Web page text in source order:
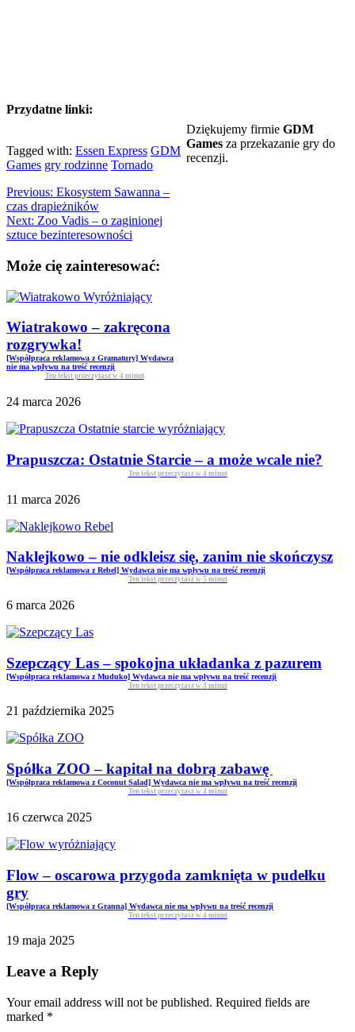
Dziękujemy firmie GDM
Games za przekazanie gry do
recenzji.
Przydatne linki:
Tagged with: Essen Express GDM
Games gry rodzinne Tornado
Previous: Ekosystem Sawanna –
czas drapieżników
Next: Zoo Vadis – o zaginionej
sztuce bezinteresowności
Może cię zainteresować:
Wiatrakowo – zakręcona
rozgrywka!
[Współpraca reklamowa z Gramatury] Wydawca
nie ma wpływu na treść recenzji
Ten tekst przeczytasz w 4 minut
24 marca 2026
Prapuszcza: Ostatnie Starcie – a może wcale nie?
Ten tekst przeczytasz w 4 minut
11 marca 2026
Naklejkowo – nie odkleisz się, zanim nie skończysz
[Współpraca reklamowa z Rebel] Wydawca nie ma wpływu na treść recenzji
Ten tekst przeczytasz w 5 minut
6 marca 2026
Szepczący Las – spokojna układanka z pazurem
[Współpraca reklamowa z Muduko] Wydawca nie ma wpływu na treść recenzji
Ten tekst przeczytasz w 3 minut
21 października 2025
Spółka ZOO – kapitał na dobrą zabawę
[Współpraca reklamowa z Coconut Salad] Wydawca nie ma wpływu na treść recenzji
Ten tekst przeczytasz w 4 minut
16 czerwca 2025
Flow – oscarowa przygoda zamknięta w pudełku
gry
[Współpraca reklamowa z Granna] Wydawca nie ma wpływu na treść recenzji
Ten tekst przeczytasz w 4 minut
19 maja 2025
Leave a Reply
Your email address will not be published. Required fields are
marked *